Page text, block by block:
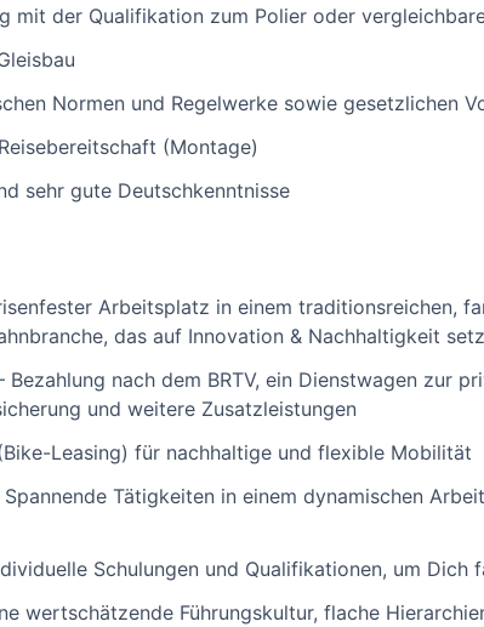
mit der Qualifikation zum Polier oder
Normen und Regelwerke sowie gesetzlichen
(Montage)
sehr gute Deutschkenntnisse
Arbeitsplatz in einem traditionsreichen,
das auf Innovation & Nachhaltigkeit
nach dem BRTV, ein Dienstwagen zur
und weitere Zusatzleistungen
Leasing) für nachhaltige und flexible Mobilität
Tätigkeiten in einem dynamischen
Schulungen und Qualifikationen, um Dich
wertschätzende Führungskultur, flache